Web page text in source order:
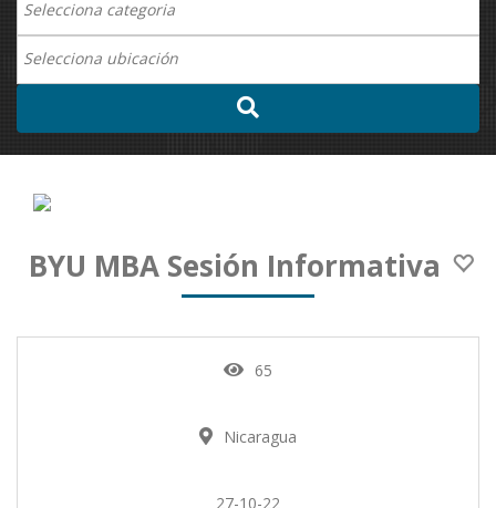
BYU MBA Sesión Informativa
65
Nicaragua
27-10-22